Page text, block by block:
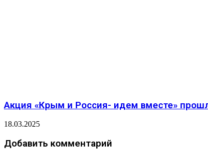
Акция «Крым и Россия- идем вместе»
18.03.2025
Добавить комментарий